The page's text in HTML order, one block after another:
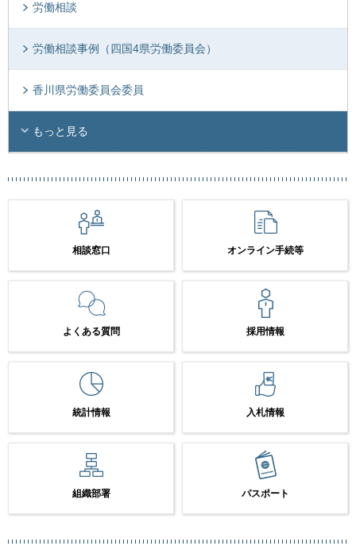
労働相談
労働相談事例（四国4県労働委員会）
香川県労働委員会委員
もっと見る
相談窓口 オンライン手続等
よくある質問 採用情報
統計情報 入札情報
組織部署 パスポート